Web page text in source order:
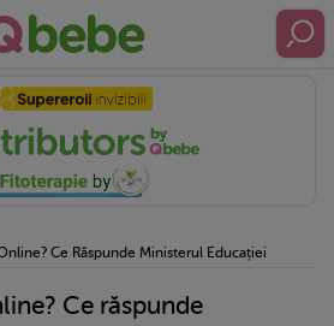
Ce Răspunde Ministerul Educației
Ce răspunde